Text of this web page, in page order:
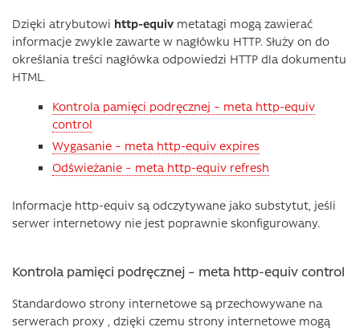
Dzięki atrybutowi http-equiv metatagi mogą zawierać
informacje zwykle zawarte w nagłówku HTTP. Służy on do
określania treści nagłówka odpowiedzi HTTP dla dokumentu
HTML.
Kontrola pamięci podręcznej – meta http-equiv
control
Wygasanie – meta http-equiv expires
Odświeżanie – meta http-equiv refresh
Informacje http-equiv są odczytywane jako substytut, jeśli
serwer internetowy nie jest poprawnie skonfigurowany.
Kontrola pamięci podręcznej – meta http-equiv control
Standardowo strony internetowe są przechowywane na
serwerach proxy , dzięki czemu strony internetowe mogą